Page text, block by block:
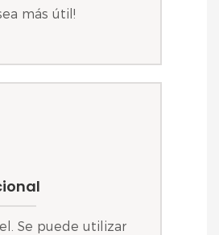
más útil!
Se puede utilizar